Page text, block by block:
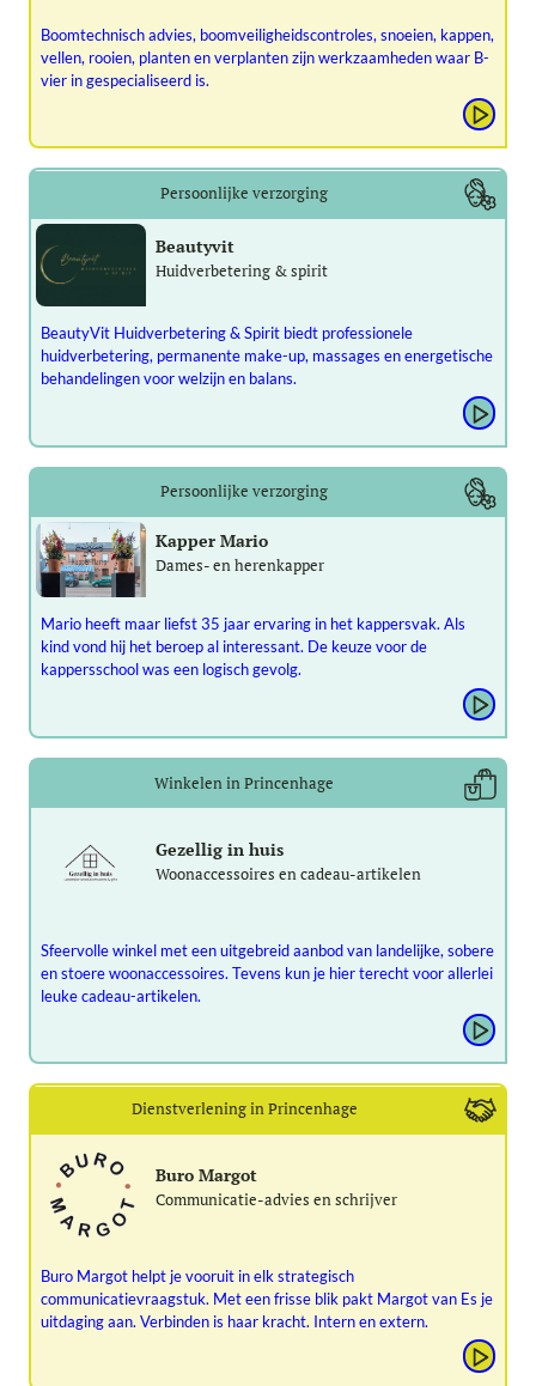
Boomtechnisch advies, boomveiligheidscontroles, snoeien, kappen,
vellen, rooien, planten en verplanten zijn werkzaamheden waar B-
vier in gespecialiseerd is.
Persoonlijke verzorging
Beautyvit
Huidverbetering & spirit
BeautyVit Huidverbetering & Spirit biedt professionele
huidverbetering, permanente make-up, massages en energetische
behandelingen voor welzijn en balans.
Persoonlijke verzorging
Kapper Mario
Dames- en herenkapper
Mario heeft maar liefst 35 jaar ervaring in het kappersvak. Als
kind vond hij het beroep al interessant. De keuze voor de
kappersschool was een logisch gevolg.
Winkelen in Princenhage
Gezellig in huis
Woonaccessoires en cadeau-artikelen
Sfeervolle winkel met een uitgebreid aanbod van landelijke, sobere
en stoere woonaccessoires. Tevens kun je hier terecht voor allerlei
leuke cadeau-artikelen.
Dienstverlening in Princenhage
Buro Margot
Communicatie-advies en schrijver
Buro Margot helpt je vooruit in elk strategisch
communicatievraagstuk. Met een frisse blik pakt Margot van Es je
uitdaging aan. Verbinden is haar kracht. Intern en extern.